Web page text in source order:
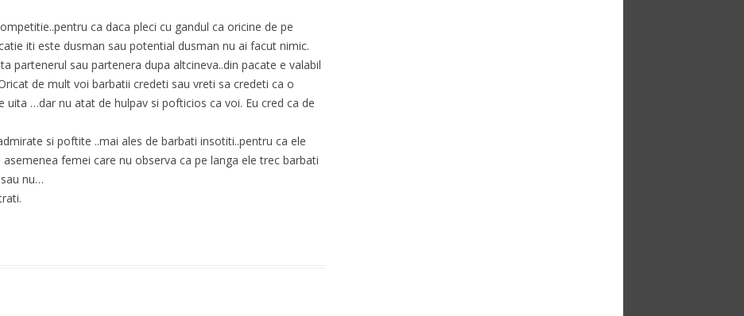
ca daca pleci cu gandul ca oricine de pe
iti este dusman sau potential dusman nu ai facut nimic.
partenerul sau partenera dupa altcineva..din pacate e valabil
de mult voi barbatii credeti sau vreti sa credeti ca o
uita …dar nu atat de hulpav si pofticios ca voi. Eu cred ca de
si poftite ..mai ales de barbati insotiti..pentru ca ele
femei care nu observa ca pe langa ele trec barbati
nu…